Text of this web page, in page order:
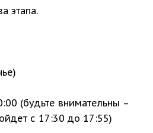
этапа.
(будьте внимательны –
с 17:30 до 17:55)